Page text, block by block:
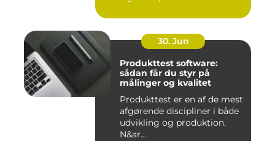
30. Jun
Produkttest software:
sådan får du styr på
målinger og kvalitet
Produkttest er en af de mest
afgørende discipliner i både
udvikling og produktion.
N&ar...